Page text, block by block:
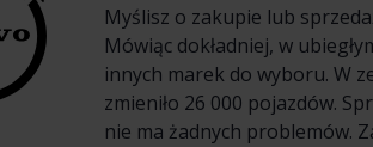
Myślisz o zakupie lub
Mówiąc dokładniej, w
innych marek do wyboru. W
zmieniło 26 000 pojazdów.
nie ma żadnych problemów.